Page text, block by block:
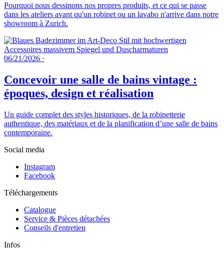
Pourquoi nous dessinons nos propres produits, et ce qui se passe
dans les ateliers avant qu'un robinet ou un lavabo n'arrive dans notre
showroom à Zurich.
06/21/2026 ·
Concevoir une salle de bains vintage :
époques, design et réalisation
Un guide complet des styles historiques, de la robinetterie
authentique, des matériaux et de la planification d’une salle de bains
contemporaine.
Social media
Instagram
Facebook
Téléchargements
Catalogue
Service & Pièces détachées
Conseils d'entretien
Infos